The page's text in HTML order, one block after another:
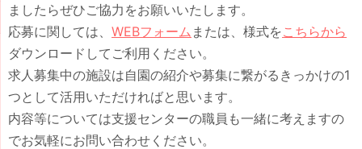
ましたらぜひご協力をお願いいたします。
応募に関しては、 WEBフォーム または、様式を こちらから
ダウンロードしてご利用ください。
求人募集中の施設は自園の紹介や募集に繋がるきっかけの1
つとして活用いただければと思います。
内容等については支援センターの職員も一緒に考えますの
でお気軽にお問い合わせください。